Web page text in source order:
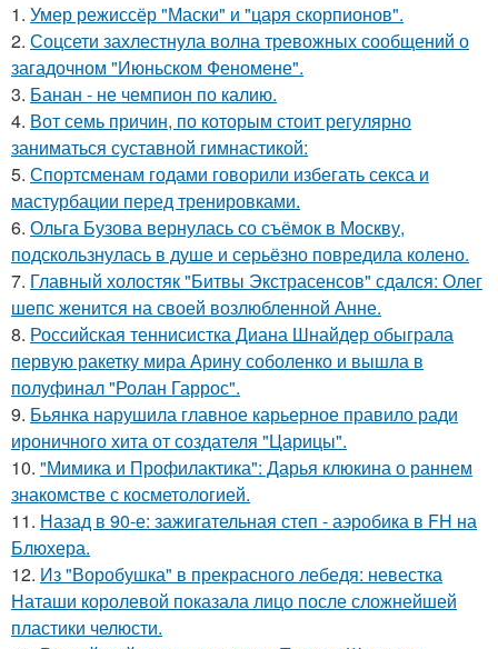
1. Умер режиссёр "Маски" и "царя скорпионов".
2. Соцсети захлестнула волна тревожных сообщений о
загадочном "Июньском Феномене".
3. Банан - не чемпион по калию.
4. Вот семь причин, по которым стоит регулярно
заниматься суставной гимнастикой:
5. Спортсменам годами говорили избегать секса и
мастурбации перед тренировками.
6. Ольга Бузова вернулась со съёмок в Москву,
подскользнулась в душе и серьёзно повредила колено.
7. Главный холостяк "Битвы Экстрасенсов" сдался: Олег
шепс женится на своей возлюбленной Анне.
8. Российская теннисистка Диана Шнайдер обыграла
первую ракетку мира Арину соболенко и вышла в
полуфинал "Ролан Гаррос".
9. Бьянка нарушила главное карьерное правило ради
ироничного хита от создателя "Царицы".
10. "Мимика и Профилактика": Дарья клюкина о раннем
знакомстве с косметологией.
11. Назад в 90-е: зажигательная степ - аэробика в FH на
Блюхера.
12. Из "Воробушка" в прекрасного лебедя: невестка
Наташи королевой показала лицо после сложнейшей
пластики челюсти.